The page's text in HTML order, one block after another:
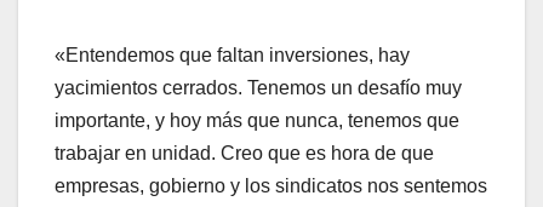
«Entendemos que faltan inversiones, hay
yacimientos cerrados. Tenemos un desafío muy
importante, y hoy más que nunca, tenemos que
trabajar en unidad. Creo que es hora de que
empresas, gobierno y los sindicatos nos sentemos